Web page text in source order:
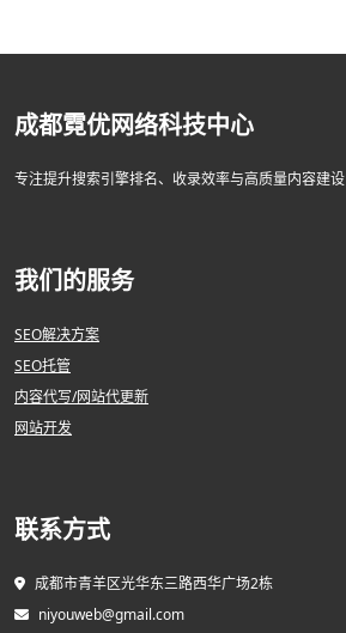
成都霓优网络科技中心
专注提升搜索引擎排名、收录效率与高质量内容建设
我们的服务
SEO解决方案
SEO托管
内容代写/网站代更新
网站开发
联系方式
成都市青羊区光华东三路西华广场2栋
niyouweb@gmail.com